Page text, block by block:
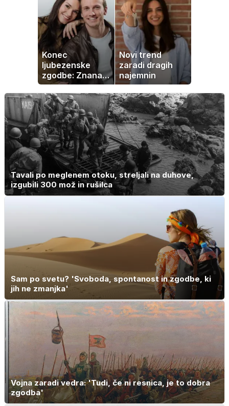
naprave
Konec
ljubezenske
zgodbe: Znana
Slovenka
potrdila razhod
z dolgoletnim
partnerjem
Novi trend
zaradi dragih
najemnin
Tavali po meglenem otoku, streljali na duhove,
izgubili 300 mož in rušilca
Sam po svetu? 'Svoboda, spontanost in zgodbe, ki
jih ne zmanjka'
Vojna zaradi vedra: 'Tudi, če ni resnica, je to dobra
zgodba'